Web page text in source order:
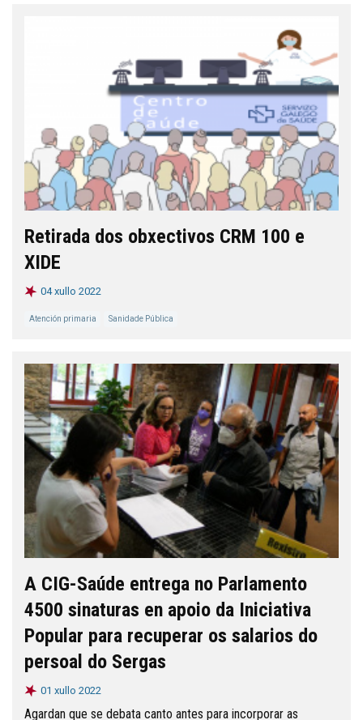
Retirada dos obxectivos CRM 100 e
XIDE
04 xullo 2022
Atención primaria Sanidade Pública
A CIG-Saúde entrega no Parlamento
4500 sinaturas en apoio da Iniciativa
Popular para recuperar os salarios do
persoal do Sergas
01 xullo 2022
Agardan que se debata canto antes para incorporar as